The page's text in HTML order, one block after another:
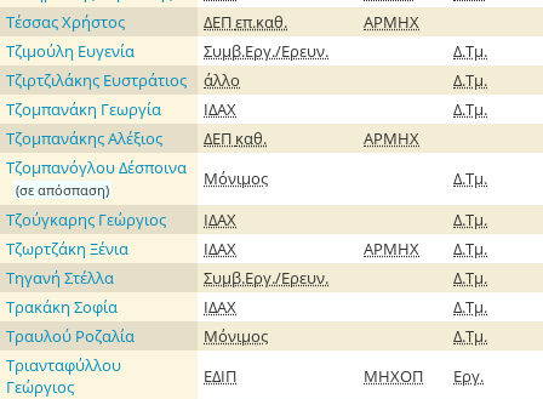
Τέσσας Χρήστος
ΔΕΠεπ.καθ.
ΑΡΜΗΧ
Τζιμούλη Ευγενία
Συμβ.Εργ./Ερευν.
Δ.Τμ.
Τζιρτζιλάκης Eυστράτιος
άλλο
Δ.Τμ.
Τζομπανάκη Γεωργία
ΙΔΑΧ
Δ.Τμ.
Τζομπανάκης Αλέξιος
ΔΕΠ καθ.
ΑΡΜΗΧ
Τζομπανόγλου Δέσποινα
(σε απόσπαση)
Μόνιμος
Δ.Τμ.
Τζούγκαρης Γεώργιος
ΙΔΑΧ
Δ.Τμ.
Τζωρτζάκη Ξένια
ΙΔΑΧ ΑΡΜΗΧ
Δ.Τμ.
Τηγανή Στέλλα
Συμβ.Εργ./Ερευν.
Δ.Τμ.
Τρακάκη Σοφία
ΙΔΑΧ
Δ.Τμ.
Τραυλού Ροζαλία
Μόνιμος
Δ.Τμ.
Τριανταφύλλου
Γεώργιος
ΕΔΙΠ ΜΗΧΟΠ
Εργ.